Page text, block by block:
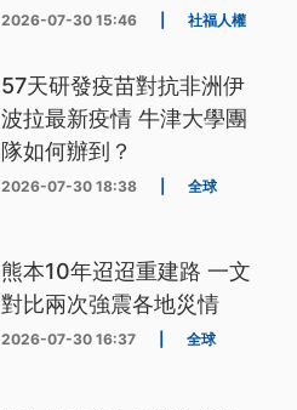
2026-07-30 15:46 社福人權
57天研發疫苗對抗非洲伊
波拉最新疫情 牛津大學團
隊如何辦到？
2026-07-30 18:38 全球
熊本10年迢迢重建路 一文
對比兩次強震各地災情
2026-07-30 16:37 全球